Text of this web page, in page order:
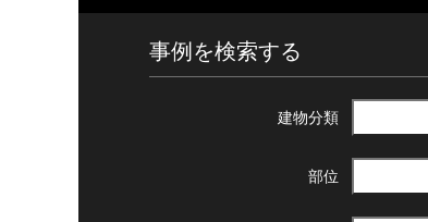
事例を検索する
建物分類
部位